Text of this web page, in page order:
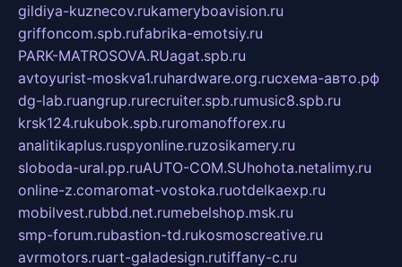
gildiya-kuznecov.rukameryboavision.ru
griffoncom.spb.rufabrika-emotsiy.ru
PARK-MATROSOVA.RUagat.spb.ru
avtoyurist-moskva1.ruhardware.org.ruсхема-авто.рф
dg-lab.ruangrup.rurecruiter.spb.rumusic8.spb.ru
krsk124.rukubok.spb.ruromanofforex.ru
analitikaplus.ruspyonline.ruzosikamery.ru
sloboda-ural.pp.ruAUTO-COM.SUhohota.netalimy.ru
online-z.comaromat-vostoka.ruotdelkaexp.ru
mobilvest.rubbd.net.rumebelshop.msk.ru
smp-forum.rubastion-td.rukosmoscreative.ru
avrmotors.ruart-galadesign.rutiffany-c.ru